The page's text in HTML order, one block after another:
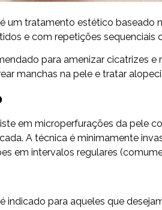
um tratamento estético baseado
e com repetições
para amenizar cicatrizes
manchas na pele e tratar
em microperfurações da pele
A técnica é minimamente
em intervalos regulares
indicado para aqueles que